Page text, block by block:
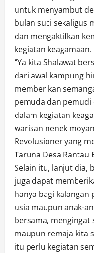
untuk menyambut
bulan suci sekaligus
dan mengaktifkan
kegiatan keagamaan.
“Ya kita Shalawat
dari awal kampung
memberikan
pemuda dan
dalam kegiatan
warisan nenek
Revolusioner yang
Taruna Desa Rantau
Selain itu, lanjut dia,
juga dapat
hanya bagi
usia maupun anak-
bersama, mengingat
maupun remaja kita
itu perlu kegiatan